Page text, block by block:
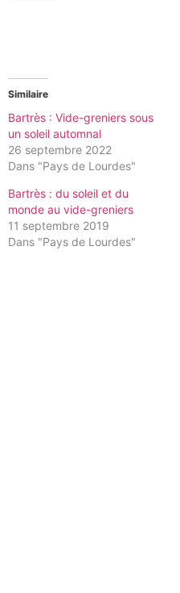
Similaire
Bartrès : Vide-greniers sous
un soleil automnal
26 septembre 2022
Dans "Pays de Lourdes"
Bartrès : du soleil et du
monde au vide-greniers
11 septembre 2019
Dans "Pays de Lourdes"